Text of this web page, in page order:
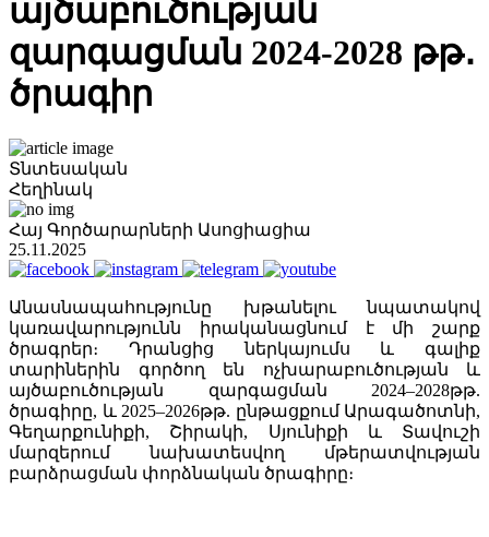
այծաբուծության
զարգացման 2024-2028 թթ․
ծրագիր
Տնտեսական
Հեղինակ
Հայ Գործարարների Ասոցիացիա
25.11.2025
Անասնապահությունը խթանելու նպատակով
կառավարությունն իրականացնում է մի շարք
ծրագրեր։ Դրանցից ներկայումս և գալիք
տարիներին գործող են ոչխարաբուծության և
այծաբուծության զարգացման 2024–2028թթ.
ծրագիրը, և 2025–2026թթ. ընթացքում Արագածոտնի,
Գեղարքունիքի, Շիրակի, Սյունիքի և Տավուշի
մարզերում նախատեսվող մթերատվության
բարձրացման փորձնական ծրագիրը։